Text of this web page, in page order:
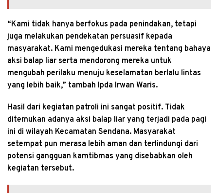
“Kami tidak hanya berfokus pada penindakan, tetapi
juga melakukan pendekatan persuasif kepada
masyarakat. Kami mengedukasi mereka tentang bahaya
aksi balap liar serta mendorong mereka untuk
mengubah perilaku menuju keselamatan berlalu lintas
yang lebih baik,” tambah Ipda Irwan Waris.
Hasil dari kegiatan patroli ini sangat positif. Tidak
ditemukan adanya aksi balap liar yang terjadi pada pagi
ini di wilayah Kecamatan Sendana. Masyarakat
setempat pun merasa lebih aman dan terlindungi dari
potensi gangguan kamtibmas yang disebabkan oleh
kegiatan tersebut.